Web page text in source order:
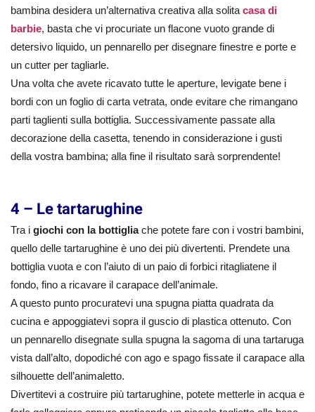
bambina desidera un’alternativa creativa alla solita casa di
barbie, basta che vi procuriate un flacone vuoto grande di
detersivo liquido, un pennarello per disegnare finestre e porte e
un cutter per tagliarle.
Una volta che avete ricavato tutte le aperture, levigate bene i
bordi con un foglio di carta vetrata, onde evitare che rimangano
parti taglienti sulla bottiglia. Successivamente passate alla
decorazione della casetta, tenendo in considerazione i gusti
della vostra bambina; alla fine il risultato sarà sorprendente!
4 – Le tartarughine
Tra i giochi con la bottigliache potete fare con i vostri bambini,
quello delle tartarughine è uno dei più divertenti. Prendete una
bottiglia vuota e con l’aiuto di un paio di forbici ritagliatene il
fondo, fino a ricavare il carapace dell’animale.
A questo punto procuratevi una spugna piatta quadrata da
cucina e appoggiatevi sopra il guscio di plastica ottenuto. Con
un pennarello disegnate sulla spugna la sagoma di una tartaruga
vista dall’alto, dopodiché con ago e spago fissate il carapace alla
silhouette dell’animaletto.
Divertitevi a costruire più tartarughine, potete metterle in acqua e